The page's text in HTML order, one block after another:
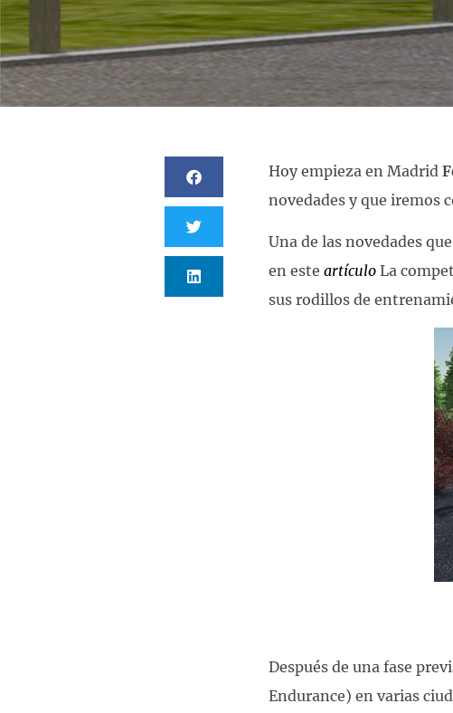
Hoy empieza en Madrid
novedades y que iremos
Una de las novedades
en este artículo La
sus rodillos de
Después de una fase
Endurance) en varias